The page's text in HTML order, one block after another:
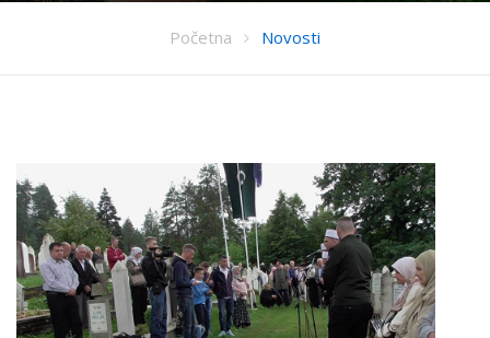
Početna Novosti